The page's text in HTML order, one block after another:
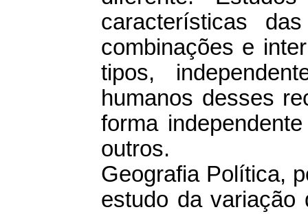
características
combinações e
tipos,
humanos desses
forma
outros.
Geografia Política,
estudo da variação